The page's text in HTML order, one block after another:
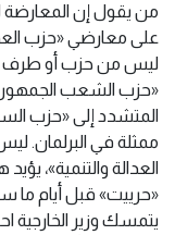
من يقول إن المعارضة
على معارضي «حزب
ليس من حزب أو طرف
«حزب الشعب الجمهوري
المتشدد إلى «حزب
ممثلة في البرلمان.
العدالة والتنمية»،
«حرييت» قبل أيام ما
يتمسك وزير الخارجية